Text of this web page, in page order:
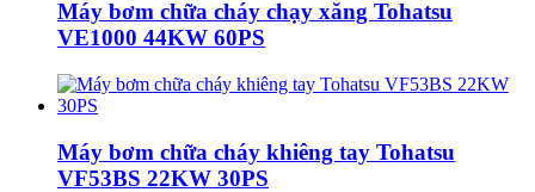
Máy bơm chữa cháy chạy xăng Tohatsu
VE1000 44KW 60PS
Máy bơm chữa cháy khiêng tay Tohatsu
VF53BS 22KW 30PS